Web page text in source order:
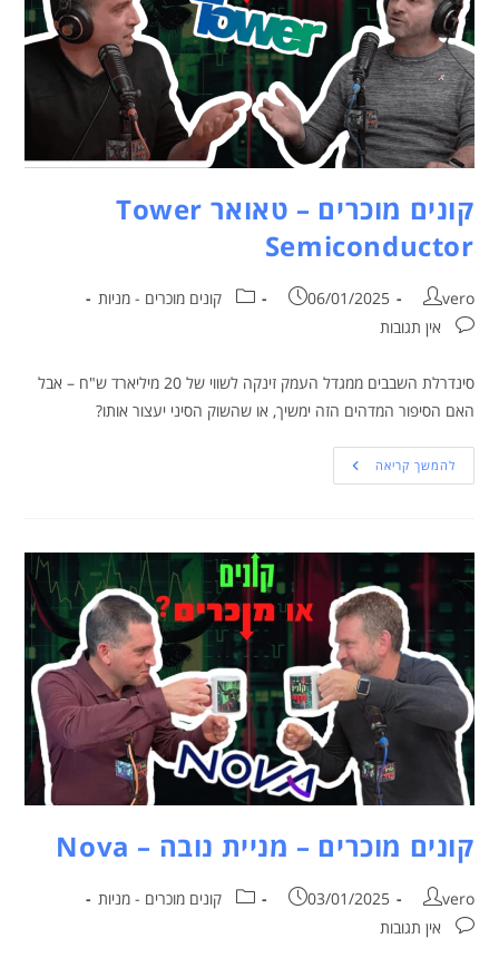
קונים מוכרים – טאואר Tower
Semiconductor
vero
06/01/2025
קונים מוכרים - מניות
אין תגובות
סינדרלת השבבים ממגדל העמק זינקה לשווי של 20 מיליארד ש"ח – אבל
האם הסיפור המדהים הזה ימשיך, או שהשוק הסיני יעצור אותו?
להמשך קריאה
קונים מוכרים – מניית נובה – Nova
vero
03/01/2025
קונים מוכרים - מניות
אין תגובות